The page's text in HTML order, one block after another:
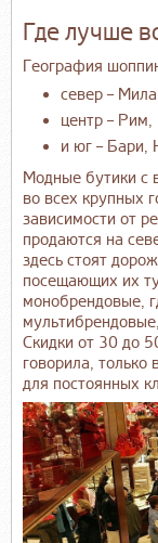
Где лучше
География
север –
центр –
и юг – Бари,
Модные бутики с
во всех крупных
зависимости от
продаются на
здесь стоят
посещающих их
монобрендовые,
Скидки от 30 до
говорила, только
для постоянных